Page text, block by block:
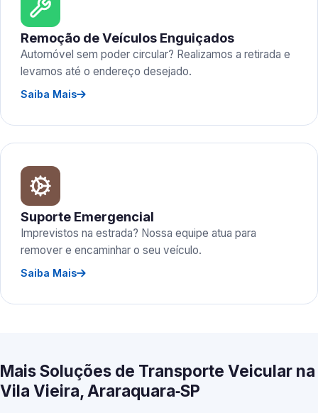
Remoção de Veículos Enguiçados
Automóvel sem poder circular? Realizamos a retirada e
levamos até o endereço desejado.
Saiba Mais
Suporte Emergencial
Imprevistos na estrada? Nossa equipe atua para
remover e encaminhar o seu veículo.
Saiba Mais
Mais Soluções de Transporte Veicular na
Vila Vieira, Araraquara‑SP